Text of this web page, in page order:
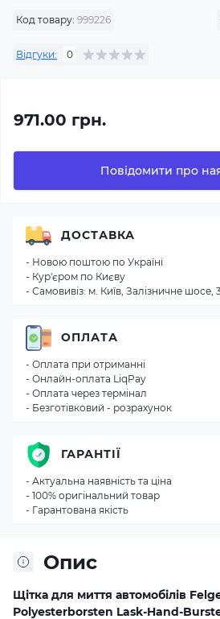
Код товару: 999226
Відгуки: 0
971.00 грн.
Повідомити про
Опис
Щітка для миття автомобілів
Polyesterborsten Lask-Hand-
ДОСТАВКА
- Новою поштою по Україні
- Кур'єром по Києву
- Самовивіз: м. Київ, Залізничне шосе,
ОПЛАТА
- Оплата при отриманні
- Онлайн-оплата LiqPay
- Оплата через термінал
- Безготівковий - розрахунок
ГАРАНТІЇ
- Актуальна наявність та ціна
- 100% оригінальний товар
- Гарантована якість